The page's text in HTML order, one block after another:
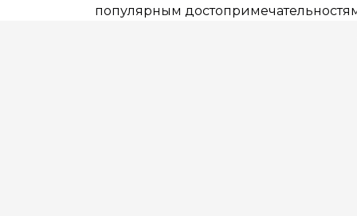
популярным